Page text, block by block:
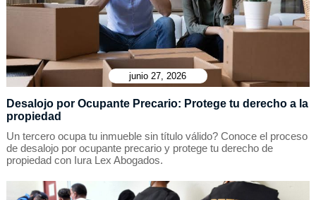
junio 27, 2026
Desalojo por Ocupante Precario: Protege tu derecho a la
propiedad
Un tercero ocupa tu inmueble sin título válido? Conoce el proceso
de desalojo por ocupante precario y protege tu derecho de
propiedad con Iura Lex Abogados.